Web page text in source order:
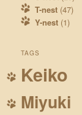
T-nest(47)
Y-nest(1)
TAGS
Keiko
Miyuki